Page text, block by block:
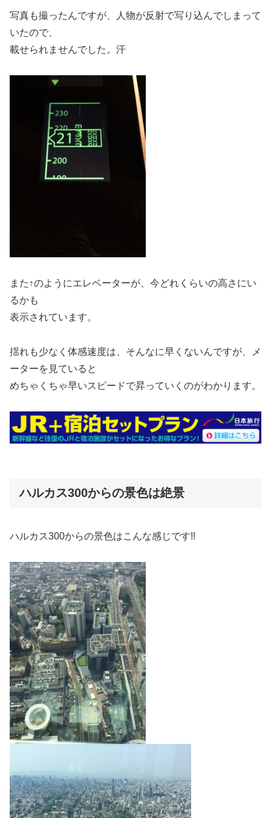
写真も撮ったんですが、人物が反射で写り込んでしまって
いたので、
載せられませんでした。汗
また↑のようにエレベーターが、今どれくらいの高さにい
るかも
表示されています。
揺れも少なく体感速度は、そんなに早くないんですが、メ
ーターを見ていると
めちゃくちゃ早いスピードで昇っていくのがわかります。
ハルカス300からの景色は絶景
ハルカス300からの景色はこんな感じです!!